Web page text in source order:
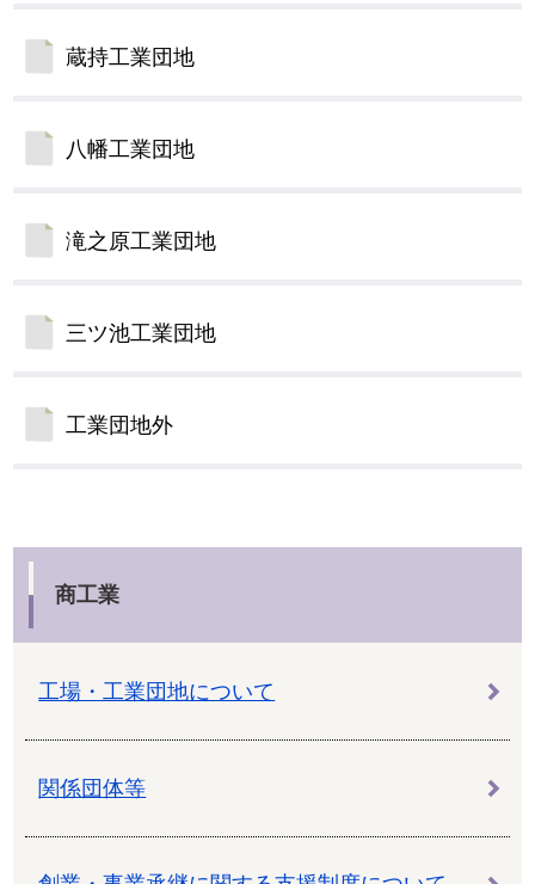
蔵持工業団地
八幡工業団地
滝之原工業団地
三ツ池工業団地
工業団地外
商工業
工場・工業団地について
関係団体等